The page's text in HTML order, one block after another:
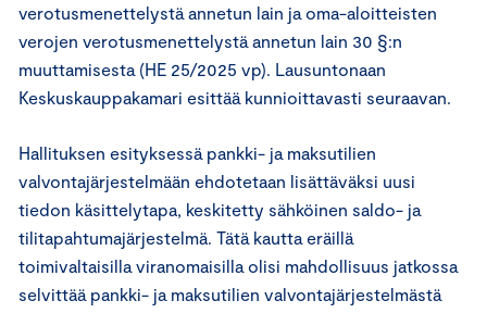
verotusmenettelystä annetun lain ja oma-aloitteisten
verojen verotusmenettelystä annetun lain 30 §:n
muuttamisesta (HE 25/2025 vp). Lausuntonaan
Keskuskauppakamari esittää kunnioittavasti seuraavan.
Hallituksen esityksessä pankki- ja maksutilien
valvontajärjestelmään ehdotetaan lisättäväksi uusi
tiedon käsittelytapa, keskitetty sähköinen saldo- ja
tilitapahtumajärjestelmä. Tätä kautta eräillä
toimivaltaisilla viranomaisilla olisi mahdollisuus jatkossa
selvittää pankki- ja maksutilien valvontajärjestelmästä